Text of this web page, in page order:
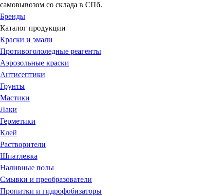
самовывозом со склада в СПб.
Бренды
Каталог продукции
Краски и эмали
Противогололедные реагенты
Аэрозольные краски
Антисептики
Грунты
Мастики
Лаки
Герметики
Клей
Растворители
Шпатлевка
Наливные полы
Смывки и преобразователи
Пропитки и гидрофобизаторы